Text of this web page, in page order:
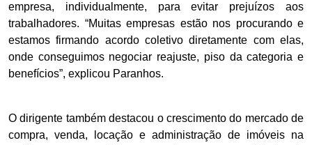
empresa, individualmente, para evitar prejuízos aos
trabalhadores. “Muitas empresas estão nos procurando e
estamos firmando acordo coletivo diretamente com elas,
onde conseguimos negociar reajuste, piso da categoria e
benefícios”, explicou Paranhos.
O dirigente também destacou o crescimento do mercado de
compra, venda, locação e administração de imóveis na